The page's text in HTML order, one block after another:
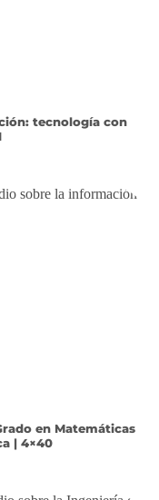
tecnología con
en Matemáticas
| 4×40